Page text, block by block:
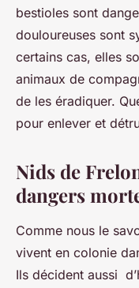
bestioles sont
douloureuses sont
certains cas, elles
animaux de
de les éradiquer.
pour enlever et
Nids de
dangers
Comme nous le
vivent en colonie
Ils décident aussi